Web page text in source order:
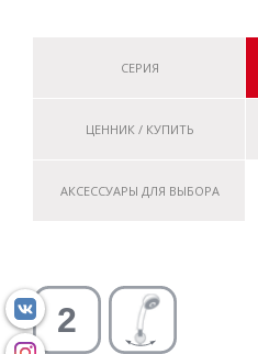
СЕРИЯ
ЦЕННИК / КУПИТЬ
АКСЕССУАРЫ ДЛЯ ВЫБОРА